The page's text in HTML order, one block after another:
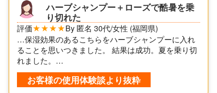
ハーブシャンプー＋ローズで酷暑を乗
り切れた
評価★★★★By 匿名 30代/女性 (福岡県)
…保湿効果のあるこちらをハーブシャンプーに入れ
ることを思いつきました。 結果は成功。夏を乗り切
れました。…
お客様の使用体験談より抜粋